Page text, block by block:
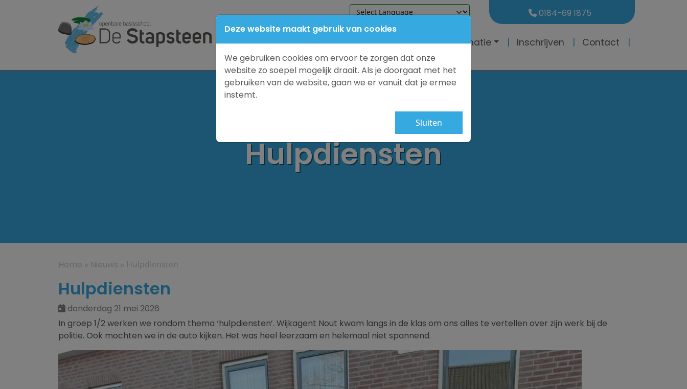
0184-69 1875
Home Onze school Praktische informatie Inschrijven Contact
Hulpdiensten
Home » Nieuws » Hulpdiensten
Hulpdiensten
donderdag 21 mei 2026
In groep 1/2 werken we rondom thema ‘hulpdiensten’. Wijkagent Nout kwam langs in de klas om ons alles te vertellen over zijn werk bij de
politie. Ook mochten we in de auto kijken. Het was heel leerzaam en helemaal niet spannend.
Deze website maakt gebruik van cookies
We gebruiken cookies om ervoor te zorgen dat onze
website zo soepel mogelijk draait. Als je doorgaat met het
gebruiken van de website, gaan we er vanuit dat je ermee
instemt.
Sluiten